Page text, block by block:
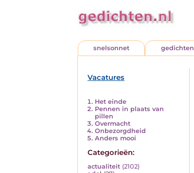
snelsonnet gedichten
Vacatures
Het einde
Pennen in plaats van
pillen
Overmacht
Onbezorgdheid
Anders mooi
Categorieën:
actualiteit (2102)